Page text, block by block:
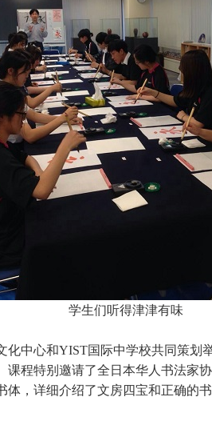
学生们听得津津有味
化中心和YIST国际中学校共同策划
课程特别邀请了全日本华人书法家
体，详细介绍了文房四宝和正确的